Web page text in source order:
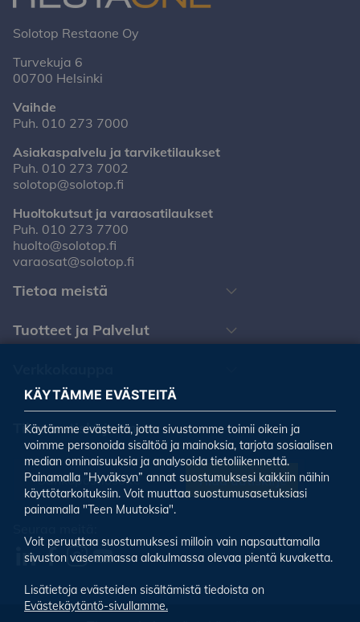
Solotop Restaone Oy
Turvekuja 6
00700 Helsinki
Vaihde
Puh. 010 273 7000
Asiakaspalvelu ja tarviketilaukset
Puh. 010 273 7002
solotop@solotop.fi
Huoltokutsut ja varaosatilaukset
Puh. 010 273 7700
huolto@solotop.fi
varaosat@solotop.fi
Tietoa meistä
Tuotteet ja Palvelut
Tilaa uutiskirjeemme
Tilaa uutiskirje
KÄYTÄMME EVÄSTEITÄ
Käytämme evästeitä, jotta sivustomme toimii oikein ja
voimme personoida sisältöä ja mainoksia, tarjota sosiaalisen
median ominaisuuksia ja analysoida tietoliikennettä.
Painamalla ”Hyväksyn” annat suostumuksesi kaikkiin näihin
käyttötarkoituksiin. Voit muuttaa suostumusasetuksiasi
painamalla "Teen Muutoksia".
Voit peruuttaa suostumuksesi milloin vain napsauttamalla
sivuston vasemmassa alakulmassa olevaa pientä kuvaketta.
Lisätietoja evästeiden sisältämistä tiedoista on
Evästekäytäntö-sivullamme.